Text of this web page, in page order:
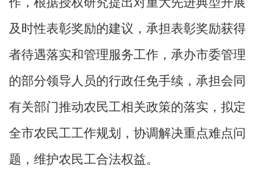
及时性表彰奖励的建议，承担表彰奖励获得
者待遇落实和管理服务工作，承办市委管理
的部分领导人员的行政任免手续，承担会同
有关部门推动农民工相关政策的落实，拟定
全市农民工工作规划，协调解决重点难点问
题，维护农民工合法权益。